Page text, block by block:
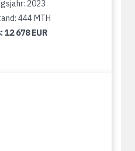
2023
444 MTH
12 678 EUR